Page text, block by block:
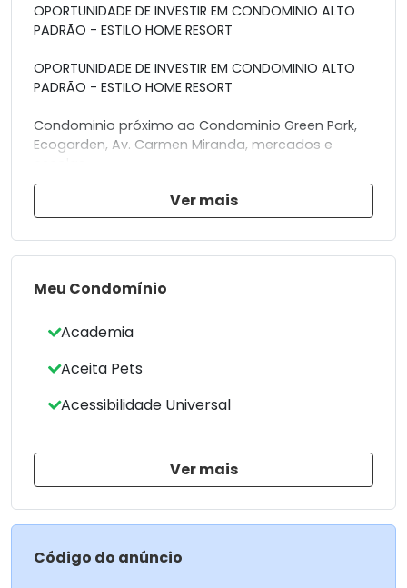
OPORTUNIDADE DE INVESTIR EM CONDOMINIO ALTO
PADRÃO - ESTILO HOME RESORT
OPORTUNIDADE DE INVESTIR EM CONDOMINIO ALTO
PADRÃO - ESTILO HOME RESORT
Condominio próximo ao Condominio Green Park,
Ecogarden, Av. Carmen Miranda, mercados e
Condominio com terrenos de 300,00 m² à 625,00
m²
Condominio novo com estilo Home Resort com
piscina de estilo praia, salão de festas, academias
completa, playground, quadra, ciclovia, entre
horizontais.
ACEITA FINANCIAMENTO
incorporadora.
Previsão de Entrega Total: Julho/2026
Liberado para Construção: Novembro/2025
Ver mais
Meu Condomínio
Academia
Aceita Pets
Acessibilidade Universal
Ver mais
Código do anúncio